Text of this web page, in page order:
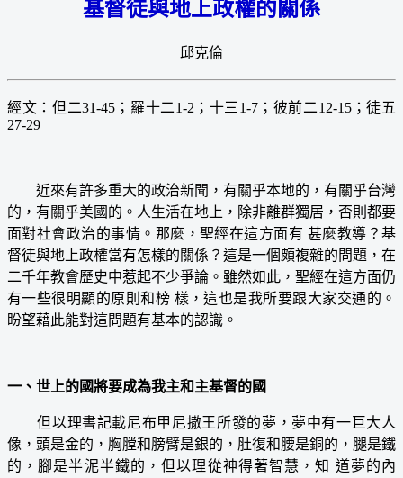
基督徒與地上政權的關係
邱克倫
經文：但二31-45；羅十二1-2；十三1-7；彼前二12-15；徒五
27-29
近來有許多重大的政治新聞，有關乎本地的，有關乎台灣
的，有關乎美國的。人生活在地上，除非離群獨居，否則都要
面對社會政治的事情。那麼，聖經在這方面有 甚麼教導？基
督徒與地上政權當有怎樣的關係？這是一個頗複雜的問題，在
二千年教會歷史中惹起不少爭論。雖然如此，聖經在這方面仍
有一些很明顯的原則和榜 樣，這也是我所要跟大家交通的。
盼望藉此能對這問題有基本的認識。
一、世上的國將要成為我主和主基督的國
但以理書記載尼布甲尼撒王所發的夢，夢中有一巨大人
像，頭是金的，胸膛和膀臂是銀的，肚復和腰是銅的，腿是鐵
的，腳是半泥半鐵的，但以理從神得著智慧，知 道夢的內